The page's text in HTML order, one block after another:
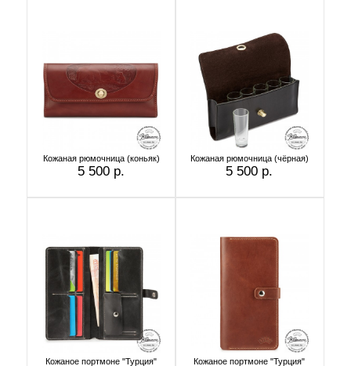
Кожаная рюмочница (коньяк)
5 500 р.
Кожаная рюмочница (чёрная)
5 500 р.
Кожаное портмоне "Турция"
Кожаное портмоне "Турция"